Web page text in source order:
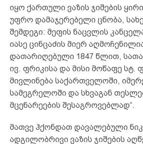
იყო ქართული ვაზის ჯიშების
უფრო დამაჯერებელი ცნობა,
შემდეგი: მეფის ნაცვლის
იასე ცინცაძის მიერ
დათარიღებული 1847 წლით,
ივ. ფრიკისა და მისი მოწაფე სტ.
მივლინება საქართველოში,
სამეგრელოში და სხვაგან
მცენარეების შესაგროვებლად“.
მათვე ჰქონდათ დავალებული
ადგილობრივი ვაზის ჯიშების